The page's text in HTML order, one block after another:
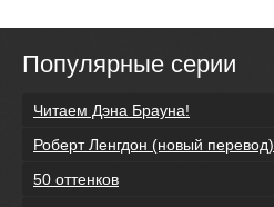
Популярные серии
Читаем Дэна Брауна!
Роберт Ленгдон (новый перевод)
50 оттенков